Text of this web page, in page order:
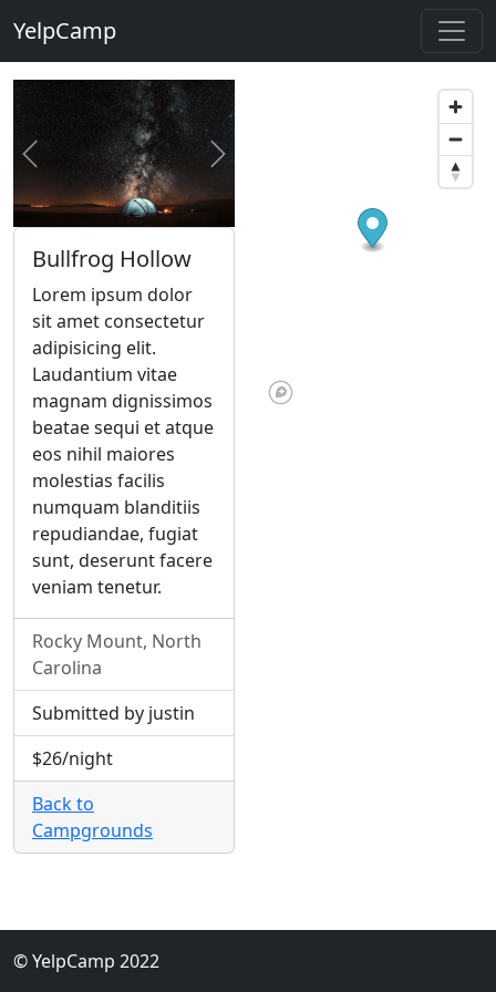
YelpCamp
Previous Next
Bullfrog Hollow
Lorem ipsum dolor
sit amet consectetur
adipisicing elit.
Laudantium vitae
magnam dignissimos
beatae sequi et atque
eos nihil maiores
molestias facilis
numquam blanditiis
repudiandae, fugiat
sunt, deserunt facere
veniam tenetur.
Rocky Mount, North
Carolina
Submitted by justin
$26/night
Back to
Campgrounds
© YelpCamp 2022